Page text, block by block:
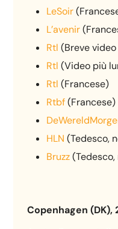
LeSoir
L’avenir
Rtl (Breve
Rtl (Video più
Rtl (Francese)
Rtbf(Francese)
HLN (Tedesco,
Bruzz
Copenhagen (DK),